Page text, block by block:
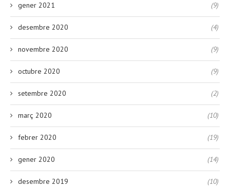
gener 2021 (9)
desembre 2020 (4)
novembre 2020 (9)
octubre 2020 (9)
setembre 2020 (2)
març 2020 (10)
febrer 2020 (19)
gener 2020 (14)
desembre 2019 (10)